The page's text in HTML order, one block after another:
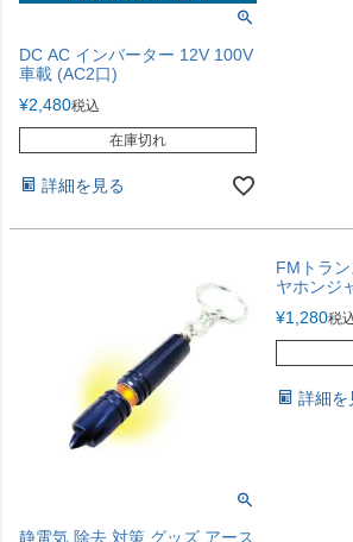
DC AC インバーター 12V 100V
車載 (AC2口)
¥2,480税込
在庫切れ
詳細を見る
静電気 除去 対策 グッズ アース
FMトラ
ヤホンジ
¥1,280税
詳細を